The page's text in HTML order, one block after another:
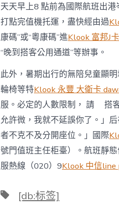
天天早上8 點前為國際航班出
打點完值機托運，盡快經由過
康碼”或“粵康碼”進Klook 富邦J卡
“晚到搭客公用通道”等辦事。
此外，暑期出行的無陪兒童顯明
輪椅等特Klook 永豐 大衛卡
服。必定的人數限制， 請 搭
允許微，我就不延誤你了。」
者不克不及分開座位。」國際
號門值班主任柜臺）。航班靜
服熱線（020）9Klook 中信line
標 [db:标签]